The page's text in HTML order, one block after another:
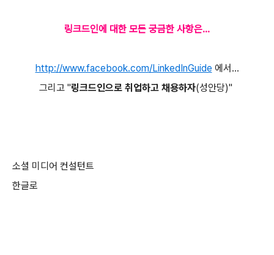
링크드인에 대한 모든 궁금한 사항은...
http://www.facebook.com/LinkedInGuide 에서...
그리고 "링크드인으로 취업하고 채용하자(성안당)"
소셜 미디어 컨설턴트
한글로